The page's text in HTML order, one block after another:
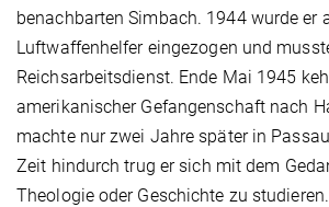
benachbarten Simbach. 1944 wurde er
Luftwaffenhelfer eingezogen und
Reichsarbeitsdienst. Ende Mai 1945
amerikanischer Gefangenschaft nach
machte nur zwei Jahre später in
Zeit hindurch trug er sich mit dem
Theologie oder Geschichte zu